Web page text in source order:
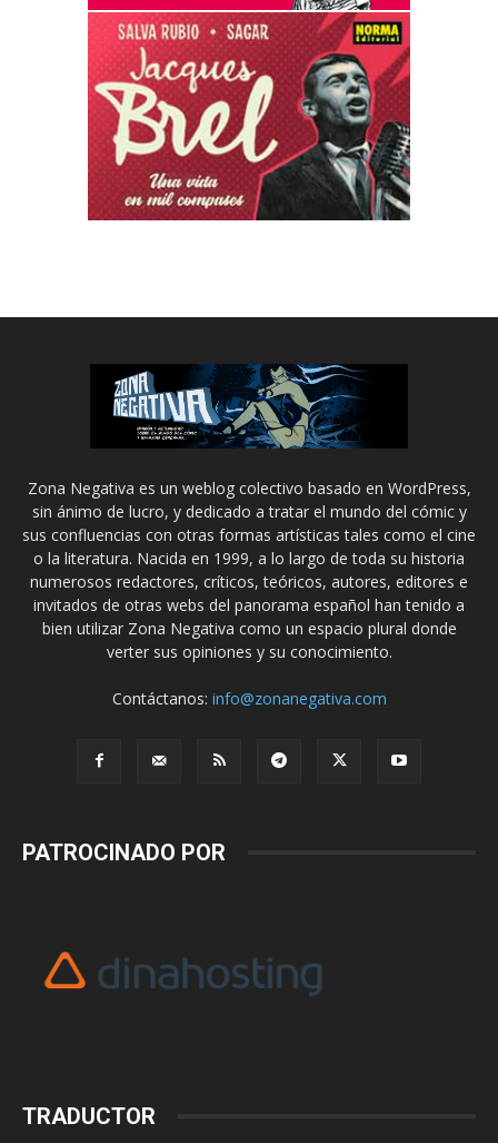
Zona Negativa es un weblog colectivo basado en WordPress,
sin ánimo de lucro, y dedicado a tratar el mundo del cómic y
sus confluencias con otras formas artísticas tales como el cine
o la literatura. Nacida en 1999, a lo largo de toda su historia
numerosos redactores, críticos, teóricos, autores, editores e
invitados de otras webs del panorama español han tenido a
bien utilizar Zona Negativa como un espacio plural donde
verter sus opiniones y su conocimiento.
Contáctanos: info@zonanegativa.com
PATROCINADO POR
TRADUCTOR